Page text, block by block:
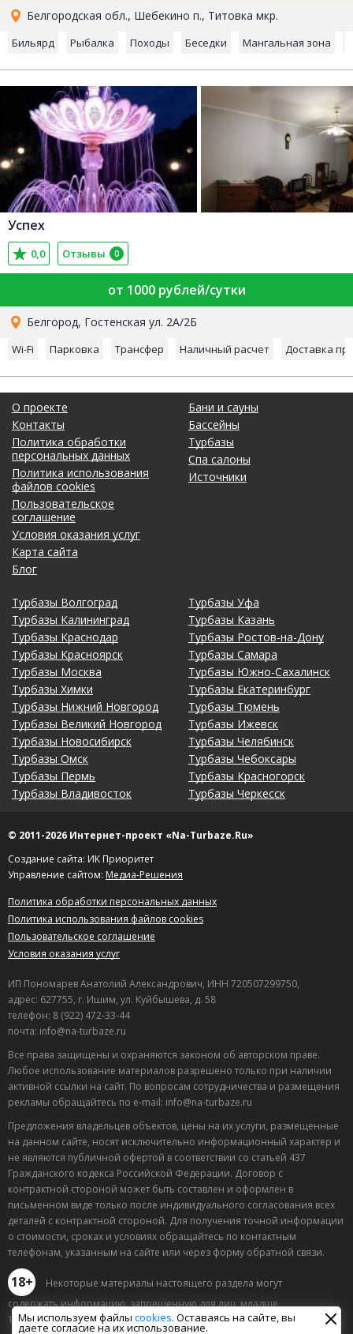
Белгородская обл., Шебекино п., Титовка мкр.
Бильярд Рыбалка Походы Беседки Мангальная зона
Успех
0,0 Отзывы 0
от 1000 рублей/сутки
Белгород, Гостенская ул. 2А/2Б
Wi-Fi Парковка Трансфер Наличный расчет Доставка
О проекте
Контакты
Политика обработки
персональных данных
Политика использования
файлов cookies
Пользовательское
соглашение
Условия оказания услуг
Карта сайта
Блог
Бани и сауны
Бассейны
Турбазы
Спа салоны
Источники
Турбазы Волгоград
Турбазы Калининград
Турбазы Краснодар
Турбазы Красноярск
Турбазы Москва
Турбазы Химки
Турбазы Нижний Новгород
Турбазы Великий Новгород
Турбазы Новосибирск
Турбазы Омск
Турбазы Пермь
Турбазы Владивосток
Турбазы Уфа
Турбазы Казань
Турбазы Ростов-на-Дону
Турбазы Самара
Турбазы Южно-Сахалинск
Турбазы Екатеринбург
Турбазы Тюмень
Турбазы Ижевск
Турбазы Челябинск
Турбазы Чебоксары
Турбазы Красногорск
Турбазы Черкесск
© 2011-2026 Интернет-проект «Na-Turbaze.Ru»
Создание сайта: ИК Приоритет
Управление сайтом: Медиа-Решения
Политика обработки персональных данных
Политика использования файлов cookies
Пользовательское соглашение
Условия оказания услуг
ИП Пономарев Анатолий Александрович, ИНН 720507299750,
адрес: 627755, г. Ишим, ул. Куйбышева, д. 58
телефон: 8 (922) 472-33-44
почта: info@na-turbaze.ru
Все права защищены и охраняются законом об авторском праве.
Любое использование материалов разрешено только при наличии
активной ссылки на сайт. По вопросам сотрудничества и размещения
рекламы обращайтесь по e-mail: info@na-turbaze.ru
Предложения владельцев объектов, цены на их услуги, размещенные
на данном сайте, носят исключительно информационный характер и
не являются публичной офертой в соответствии со статьей 437
Гражданского кодекса Российской Федерации. Договор с
контрактной стороной может быть составлен и оформлен в
письменном виде только после индивидуального согласования всех
деталей с контрактной стороной. Для получения точной информации
о стоимости, сроках и условиях обращайтесь по контактным
телефонам, указанным на сайте или через форму обратной связи.
18+
Некоторые материалы настоящего раздела могут
содержать информацию, запрещенную для лиц, младше
18 лет.
Мы используем файлы cookies. Оставаясь на сайте, вы
даете согласие на их использование.